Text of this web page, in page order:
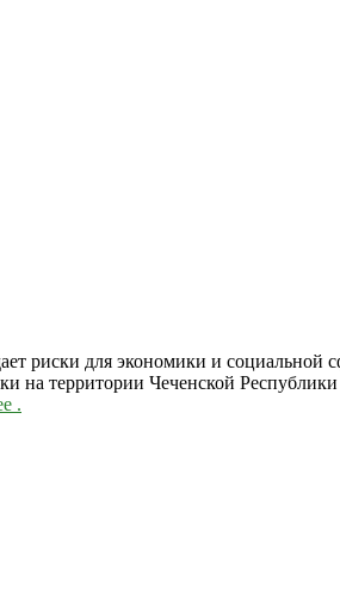
риски для экономики и
на территории Чеченской
.